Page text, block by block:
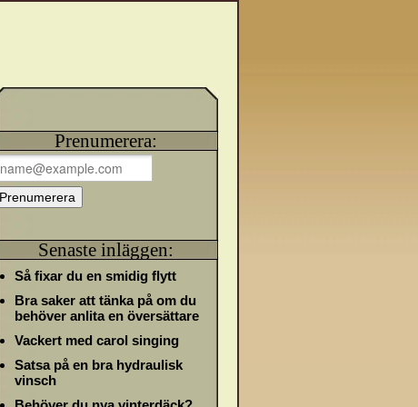
Prenumerera:
Senaste inläggen:
Så fixar du en smidig flytt
Bra saker att tänka på om du
behöver anlita en översättare
Vackert med carol singing
Satsa på en bra hydraulisk
vinsch